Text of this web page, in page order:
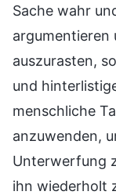
Sache wahr
argumentieren
auszurasten,
und
menschliche
anzuwenden,
Unterwerfung
ihn wiederholt